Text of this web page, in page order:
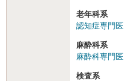
老年科系
認知症専門医
麻酔科系
麻酔科専門医
検査系